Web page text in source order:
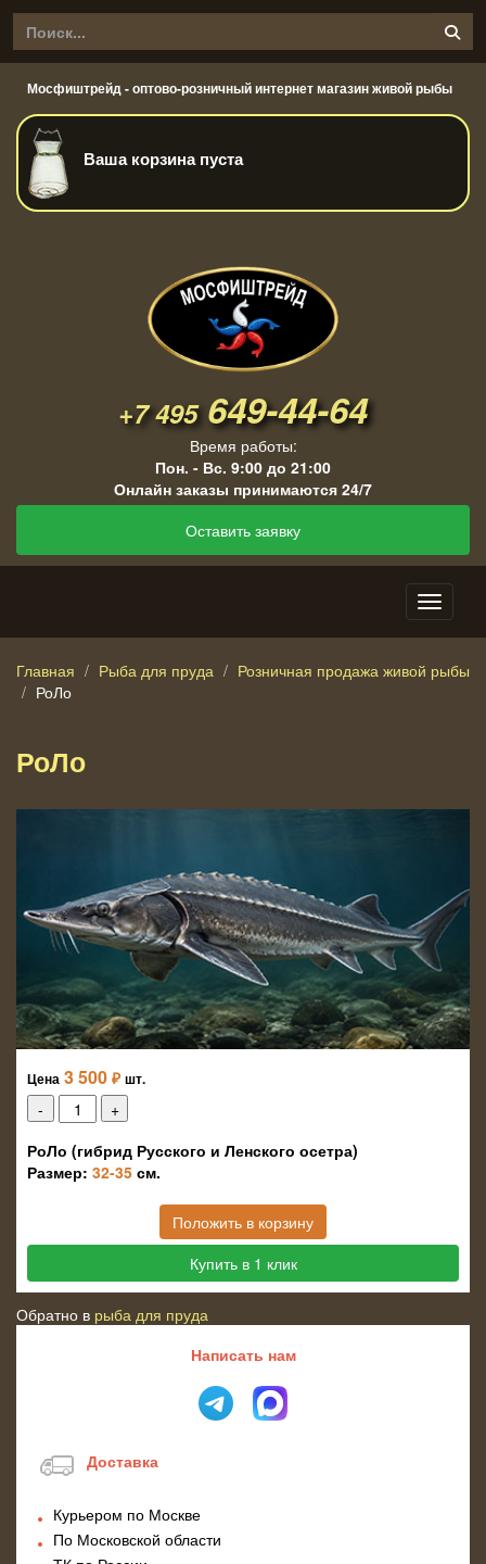
Мосфиштрейд - оптово-розничный интернет магазин живой рыбы
Ваша корзина пуста
+7 495649-44-64
Время работы:
Пон. - Вс. 9:00 до 21:00
Онлайн заказы принимаются 24/7
Оставить заявку
Главная Рыба для пруда
Розничная продажа живой рыбы
РоЛо
РоЛо
Цена 3 500 ₽ шт.
РоЛо (гибрид Русского и Ленского осетра)
Размер: 32-35 см.
Положить в корзину
Купить в 1 клик
Обратно в рыба для пруда
Написать нам
Доставка
Курьером по Москве
По Московской области